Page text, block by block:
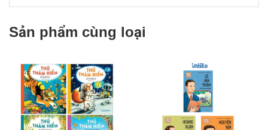
Sản phẩm cùng loại